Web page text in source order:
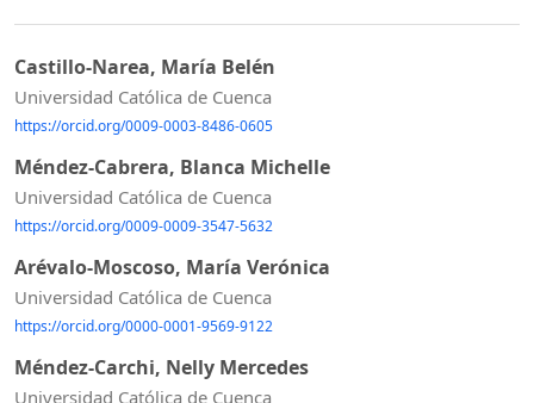
Castillo-Narea, María Belén
Universidad Católica de Cuenca
https://orcid.org/0009-0003-8486-0605
Méndez-Cabrera, Blanca Michelle
Universidad Católica de Cuenca
https://orcid.org/0009-0009-3547-5632
Arévalo-Moscoso, María Verónica
Universidad Católica de Cuenca
https://orcid.org/0000-0001-9569-9122
Méndez-Carchi, Nelly Mercedes
Universidad Católica de Cuenca